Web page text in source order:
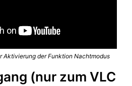
Aktivierung der Funktion Nachtmodus
(nur zum VLC